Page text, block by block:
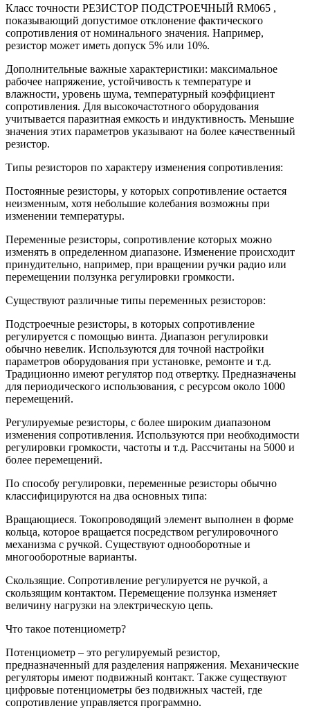
Класс точности РЕЗИСТОР ПОДСТРОЕЧНЫЙ RM065 ,
показывающий допустимое отклонение фактического
сопротивления от номинального значения. Например,
резистор может иметь допуск 5% или 10%.
Дополнительные важные характеристики: максимальное
рабочее напряжение, устойчивость к температуре и
влажности, уровень шума, температурный коэффициент
сопротивления. Для высокочастотного оборудования
учитывается паразитная емкость и индуктивность. Меньшие
значения этих параметров указывают на более качественный
резистор.
Типы резисторов по характеру изменения сопротивления:
Постоянные резисторы, у которых сопротивление остается
неизменным, хотя небольшие колебания возможны при
изменении температуры.
Переменные резисторы, сопротивление которых можно
изменять в определенном диапазоне. Изменение происходит
принудительно, например, при вращении ручки радио или
перемещении ползунка регулировки громкости.
Существуют различные типы переменных резисторов:
Подстроечные резисторы, в которых сопротивление
регулируется с помощью винта. Диапазон регулировки
обычно невелик. Используются для точной настройки
параметров оборудования при установке, ремонте и т.д.
Традиционно имеют регулятор под отвертку. Предназначены
для периодического использования, с ресурсом около 1000
перемещений.
Регулируемые резисторы, с более широким диапазоном
изменения сопротивления. Используются при необходимости
регулировки громкости, частоты и т.д. Рассчитаны на 5000 и
более перемещений.
По способу регулировки, переменные резисторы обычно
классифицируются на два основных типа:
Вращающиеся. Токопроводящий элемент выполнен в форме
кольца, которое вращается посредством регулировочного
механизма с ручкой. Существуют однооборотные и
многооборотные варианты.
Скользящие. Сопротивление регулируется не ручкой, а
скользящим контактом. Перемещение ползунка изменяет
величину нагрузки на электрическую цепь.
Что такое потенциометр?
Потенциометр – это регулируемый резистор,
предназначенный для разделения напряжения. Механические
регуляторы имеют подвижный контакт. Также существуют
цифровые потенциометры без подвижных частей, где
сопротивление управляется программно.